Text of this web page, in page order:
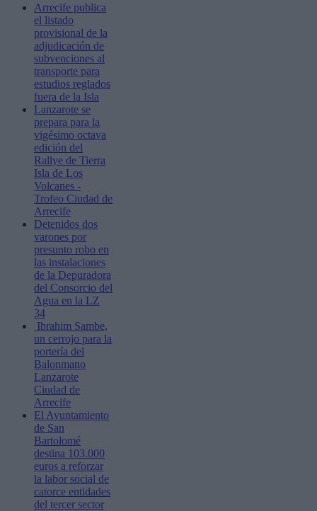
Arrecife publica
el listado
provisional de la
adjudicación de
subvenciones al
transporte para
estudios reglados
fuera de la Isla
Lanzarote se
prepara para la
vigésimo octava
edición del
Rallye de Tierra
Isla de Los
Volcanes -
Trofeo Ciudad de
Arrecife
Detenidos dos
varones por
presunto robo en
las instalaciones
de la Depuradora
del Consorcio del
Agua en la LZ
34
Ibrahim Sambe,
un cerrojo para la
portería del
Balonmano
Lanzarote
Ciudad de
Arrecife
El Ayuntamiento
de San
Bartolomé
destina 103.000
euros a reforzar
la labor social de
catorce entidades
del tercer sector